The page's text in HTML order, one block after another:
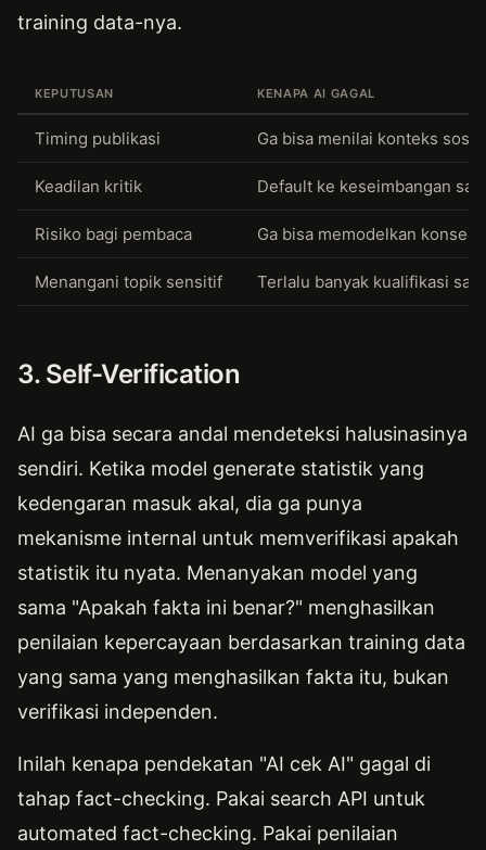
training data-nya.
KEPUTUSAN KENAPA AI GAGAL
Timing publikasi Ga bisa menilai konteks
Keadilan kritik Default ke keseimbangan
Risiko bagi pembaca Ga bisa memodelkan
Menangani topik sensitif Terlalu banyak kualifikasi
3. Self-Verification
AI ga bisa secara andal mendeteksi halusinasinya
sendiri. Ketika model generate statistik yang
kedengaran masuk akal, dia ga punya
mekanisme internal untuk memverifikasi apakah
statistik itu nyata. Menanyakan model yang
sama "Apakah fakta ini benar?" menghasilkan
penilaian kepercayaan berdasarkan training data
yang sama yang menghasilkan fakta itu, bukan
verifikasi independen.
Inilah kenapa pendekatan "AI cek AI" gagal di
tahap fact-checking. Pakai search API untuk
automated fact-checking. Pakai penilaian